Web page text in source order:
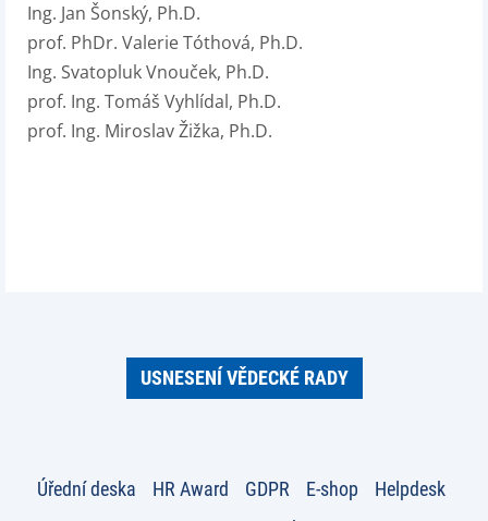
Ing. Jan Šonský, Ph.D.
prof. PhDr. Valerie Tóthová, Ph.D.
Ing. Svatopluk Vnouček, Ph.D.
prof. Ing. Tomáš Vyhlídal, Ph.D.
prof. Ing. Miroslav Žižka, Ph.D.
USNESENÍ VĚDECKÉ RADY
Úřední deska HR Award GDPR E-shop
Helpdesk